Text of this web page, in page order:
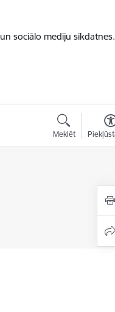
sociālo mediju sīkdatnes.
Meklēt